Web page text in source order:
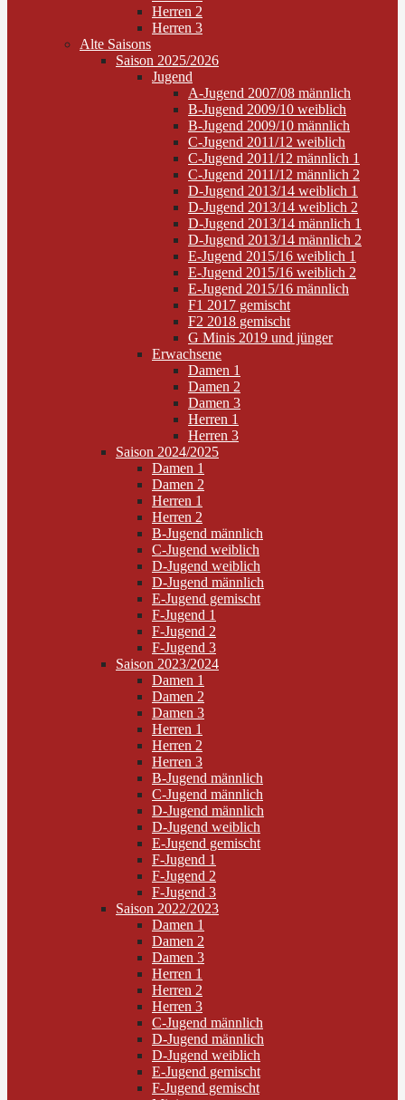
Herren 2
Herren 3
Alte Saisons
Saison 2025/2026
Jugend
A-Jugend 2007/08 männlich
B-Jugend 2009/10 weiblich
B-Jugend 2009/10 männlich
C-Jugend 2011/12 weiblich
C-Jugend 2011/12 männlich 1
C-Jugend 2011/12 männlich 2
D-Jugend 2013/14 weiblich 1
D-Jugend 2013/14 weiblich 2
D-Jugend 2013/14 männlich 1
D-Jugend 2013/14 männlich 2
E-Jugend 2015/16 weiblich 1
E-Jugend 2015/16 weiblich 2
E-Jugend 2015/16 männlich
F1 2017 gemischt
F2 2018 gemischt
G Minis 2019 und jünger
Erwachsene
Damen 1
Damen 2
Damen 3
Herren 1
Herren 3
Saison 2024/2025
Damen 1
Damen 2
Herren 1
Herren 2
B-Jugend männlich
C-Jugend weiblich
D-Jugend weiblich
D-Jugend männlich
E-Jugend gemischt
F-Jugend 1
F-Jugend 2
F-Jugend 3
Saison 2023/2024
Damen 1
Damen 2
Damen 3
Herren 1
Herren 2
Herren 3
B-Jugend männlich
C-Jugend männlich
D-Jugend männlich
D-Jugend weiblich
E-Jugend gemischt
F-Jugend 1
F-Jugend 2
F-Jugend 3
Saison 2022/2023
Damen 1
Damen 2
Damen 3
Herren 1
Herren 2
Herren 3
C-Jugend männlich
D-Jugend männlich
D-Jugend weiblich
E-Jugend gemischt
F-Jugend gemischt